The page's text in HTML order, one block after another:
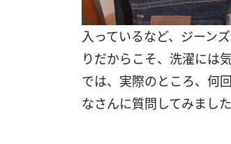
入っているなど、ジーン
りだからこそ、洗濯には
では、実際のところ、何
なさんに質問してみました